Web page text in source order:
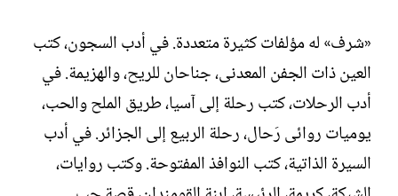
«شرف» له مؤلفات كثيرة متعددة. في أدب السجون، كتب
العين ذات الجفن المعدنى، جناحان للريح، والهزيمة. في
أدب الرحلات، كتب رحلة إلى آسيا، طريق الملح والحب،
يوميات روائى رَحال، رحلة الربيع إلى الجزائر. في أدب
السيرة الذاتية، كتب النوافذ المفتوحة. وكتب روايات،